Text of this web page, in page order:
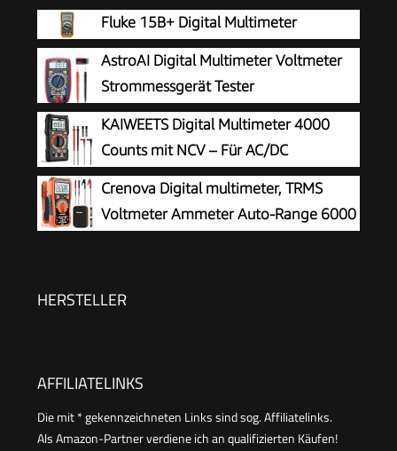
Fluke 15B+ Digital Multimeter
AstroAI Digital Multimeter Voltmeter
Strommessgerät Tester
KAIWEETS Digital Multimeter 4000
Counts mit NCV – Für AC/DC
Spannung, Strom, Widerstand, Dioden
& Kapazität – Mit LCD Beleuchtung – Ideal für
Elektriker, Kfz & Hausgebrauch Schwarz -
Crenova Digital multimeter, TRMS
Voltmeter Ammeter Auto-Range 6000
Anzeige und Hintergrundlicht, for Automotive,
HERSTELLER
AFFILIATELINKS
Die mit * gekennzeichneten Links sind sog. Affiliatelinks.
Als Amazon-Partner verdiene ich an qualifizierten Käufen!